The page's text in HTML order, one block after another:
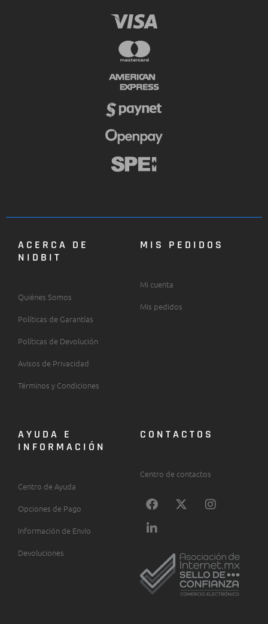
ACERCA DE
NIDBIT
Quiénes Somos
Políticas de Garantías
Políticas de Devolución
Avisos de Privacidad
Términos y Condiciones
MIS PEDIDOS
Mi cuenta
Mis pedidos
AYUDA E
INFORMACIÓN
Centro de Ayuda
Opciones de Pago
Información de Envío
Devoluciones
CONTACTOS
Centro de contactos
F
a
c
e
o
k
X
-
t
t
e
r
I
n
g
r
a
m
L
i
n
k
i
n
-